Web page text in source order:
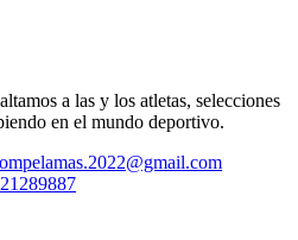
a las y los atletas, selecciones
en el mundo deportivo.